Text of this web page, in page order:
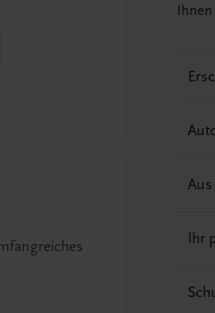
Ihnen
Ihr